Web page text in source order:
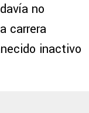
no
carrera
inactivo